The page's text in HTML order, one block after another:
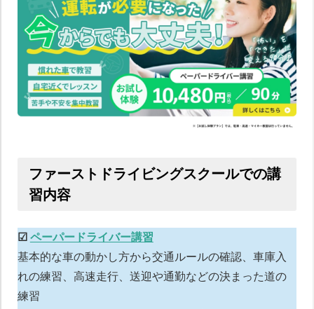
ファーストドライビングスクールでの講
習内容
☑︎ ペーパードライバー講習
基本的な車の動かし方から交通ルールの確認、車庫入
れの練習、高速走行、送迎や通勤などの決まった道の
練習